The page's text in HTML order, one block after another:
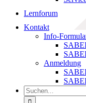
Lernforum
Kontakt
Info-
Anmeldung
Suche
nach: